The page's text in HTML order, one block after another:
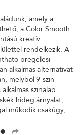
amely a
a Color Smooth
kreatív
rendelkezik. A
prégelési
alkalmas alternatívát
melyből 9 szín
színalap.
hideg árnyalat,
működik csakúgy,